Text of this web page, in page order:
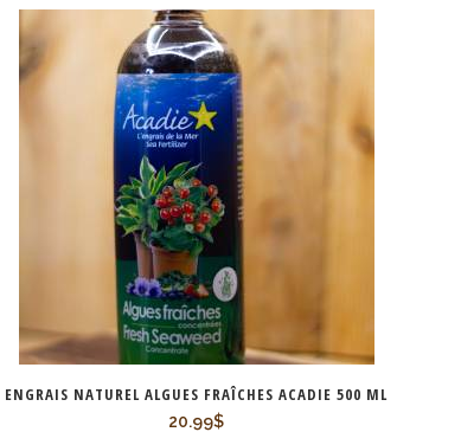
ENGRAIS NATUREL ALGUES FRAÎCHES ACADIE 500 ML
20.99$